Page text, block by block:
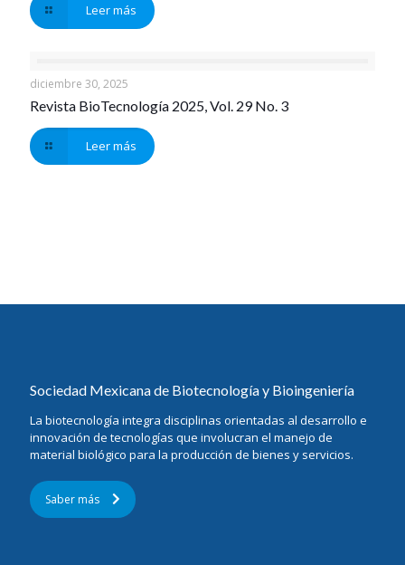
Leer más
diciembre 30, 2025
Revista BioTecnología 2025, Vol. 29 No. 3
Leer más
Sociedad Mexicana de Biotecnología y Bioingeniería
La biotecnología integra disciplinas orientadas al desarrollo e
innovación de tecnologías que involucran el manejo de
material biológico para la producción de bienes y servicios.
Saber más